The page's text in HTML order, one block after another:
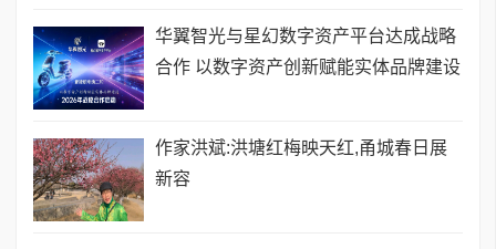
华翼智光与星幻数字资产平台达成战略
合作 以数字资产创新赋能实体品牌建设
作家洪斌:洪塘红梅映天红,甬城春日展
新容